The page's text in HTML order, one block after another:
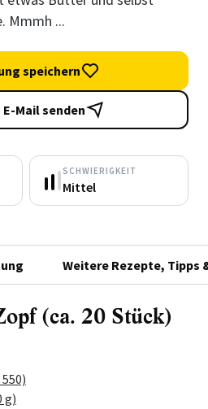
Mmmh ...
speichern
Mail senden
SCHWIERIGKEIT
Mittel
Weitere Rezepte, Tipps
(ca. 20 Stück)
g)